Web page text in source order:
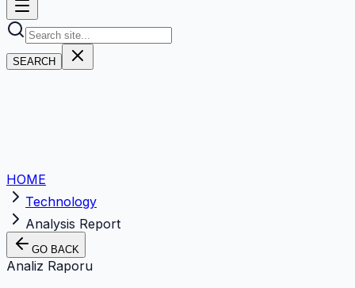
SEARCH
HOME
Technology
Analysis Report
GO BACK
Analiz Raporu